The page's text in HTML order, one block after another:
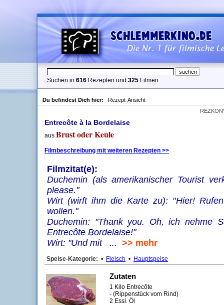
Suchen in 616 Rezepten und 325 Filmen
Du befindest Dich hier:
Rezept-Ansicht
Entrecôte à la Bordelaise
aus Brust oder Keule
Filmbeschreibung mit weiteren Rezepten >>
Filmzitat(e):
Duchemin (als amerikanischer Tourist
please."
Wirt (wirft ihm die Karte zu): "Hier!
wollen."
Duchemin: "Thank you. Oh, ich nehme
Entrecôte Bordelaise!"
Wirt: "Und mit ... >> mehr
Speise-Kategorie: • Fleisch • Hauptspeise
Zutaten
1 Kilo Entrecôte
- (Rippenstück vom Rind)
2 Essl. Öl